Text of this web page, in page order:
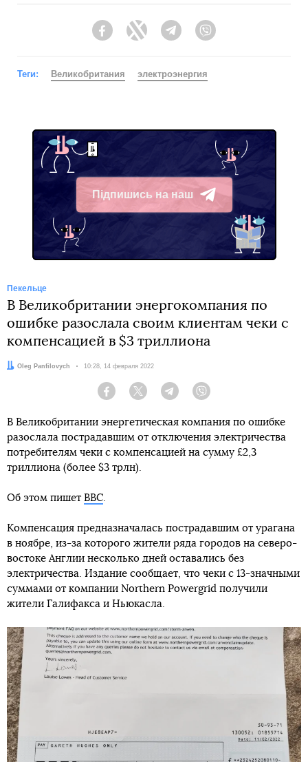
FacebookTwitter Telegram
Теги: Великобритания электроэнергия
Підпишись на наш
Telegram
Пекельце
В Великобритании энергокомпания по
ошибке разослала своим клиентам чеки с
компенсацией в $3 триллиона
Автор:
Oleg Panfilovych Дата:
10:28, 14 февраля 2022
Facebook Twitter Telegram
В Великобритании энергетическая компания по ошибке
разослала пострадавшим от отключения электричества
потребителям чеки с компенсацией на сумму £2,3
триллиона (более $3 трлн).
Об этом пишет BBC.
Компенсация предназначалась пострадавшим от урагана
в ноябре, из-за которого жители ряда городов на северо-
востоке Англии несколько дней оставались без
электричества. Издание сообщает, что чеки с 13-значными
суммами от компании Northern Powergrid получили
жители Галифакса и Ньюкасла.